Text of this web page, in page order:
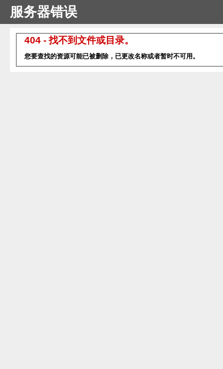
服务器错误
404 - 找不到文件或目录。
您要查找的资源可能已被删除，已更改名称或者暂时不可用。